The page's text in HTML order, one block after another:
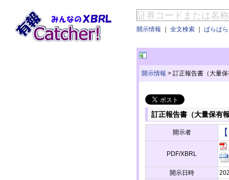
開示情報 ｜ 全文検索 ｜ ぱらぱ
開示情報 > 訂正報告書（大量
訂正報告書（大量保有
開示者
PDF/XBRL
開示日時